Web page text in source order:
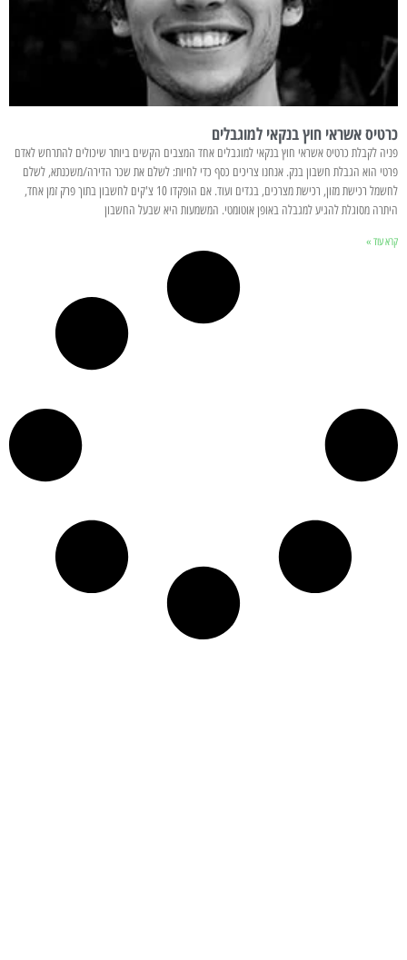
כרטיס אשראי חוץ בנקאי למוגבלים
פניה לקבלת כרטיס אשראי חוץ בנקאי למוגבלים אחד המצבים הקשים ביותר שיכולים להתרחש לאדם
פרטי הוא הגבלת חשבון בנק. אנחנו צריכים כסף כדי לחיות: לשלם את שכר הדירה/משכנתא, לשלם
לחשמל רכישת מזון, רכישת מצרכים, בגדים ועוד. אם הופקדו 10 צ'קים לחשבון בתוך פרק זמן אחד,
היתרה מסוגלת להגיע למגבלה באופן אוטומטי. המשמעות היא שבעל החשבון
קרא עוד »